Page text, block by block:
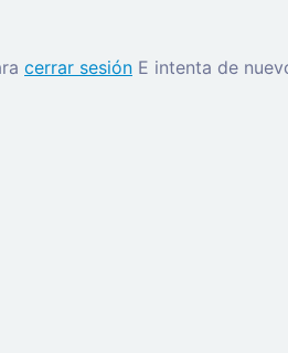
cerrar sesión E intenta de